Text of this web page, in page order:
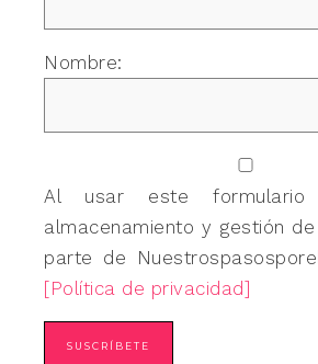
Nombre:
Al usar este
almacenamiento y gestión
parte de
[Política de privacidad]